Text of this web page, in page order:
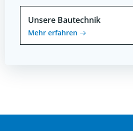
Unsere Bautechnik
Mehr erfahren